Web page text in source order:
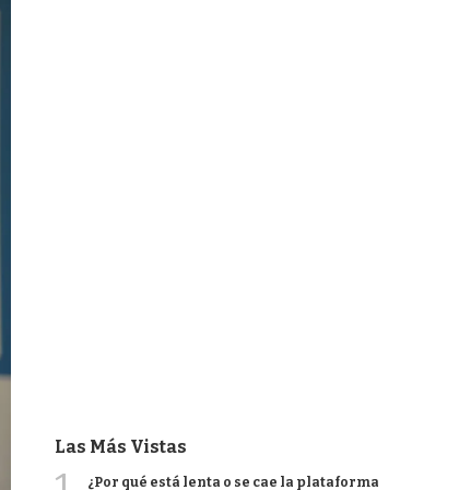
Las Más Vistas
¿Por qué está lenta o se cae la plataforma